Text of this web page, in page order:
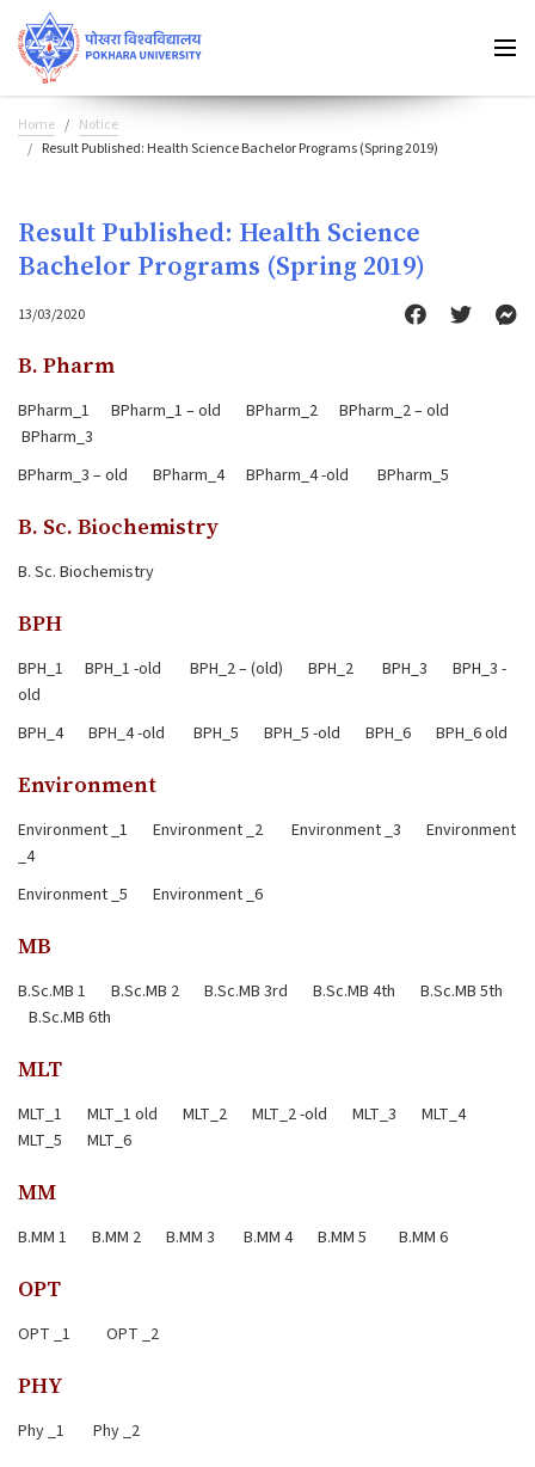
Home
Notice
Result Published: Health Science Bachelor Programs (Spring 2019)
Result Published: Health Science
Bachelor Programs (Spring 2019)
13/03/2020
B. Pharm
BPharm_1 BPharm_1 – old BPharm_2
BPharm_2 – old
BPharm_3
BPharm_3 – old
BPharm_4 BPharm_4 -old BPharm_5
B. Sc. Biochemistry
B. Sc. Biochemistry
BPH
BPH_1 BPH_1 -old BPH_2 – (old) BPH_2 BPH_3
BPH_3 -
old
BPH_4
BPH_4 -old BPH_5 BPH_5 -old BPH_6 BPH_6 old
Environment
Environment _1 Environment _2 Environment _3
Environment
_4
Environment _5
Environment _6
MB
B.Sc.MB 1 B.Sc.MB 2 B.Sc.MB 3rd B.Sc.MB 4th
B.Sc.MB 5th
B.Sc.MB 6th
MLT
MLT_1 MLT_1 old MLT_2 MLT_2 -old MLT_3
MLT_4
MLT_5
MLT_6
MM
B.MM 1 B.MM 2 B.MM 3 B.MM 4 B.MM 5 B.MM 6
OPT
OPT _1 OPT _2
PHY
Phy _1 Phy _2